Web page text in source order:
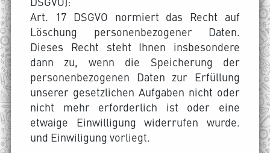
Art. 17 DSGVO normiert das Recht auf
Löschung personenbezogener Daten.
Dieses Recht steht Ihnen insbesondere
dann zu, wenn die Speicherung der
personenbezogenen Daten zur Erfüllung
unserer gesetzlichen Aufgaben nicht oder
nicht mehr erforderlich ist oder eine
etwaige Einwilligung widerrufen wurde.
und Einwiligung vorliegt.